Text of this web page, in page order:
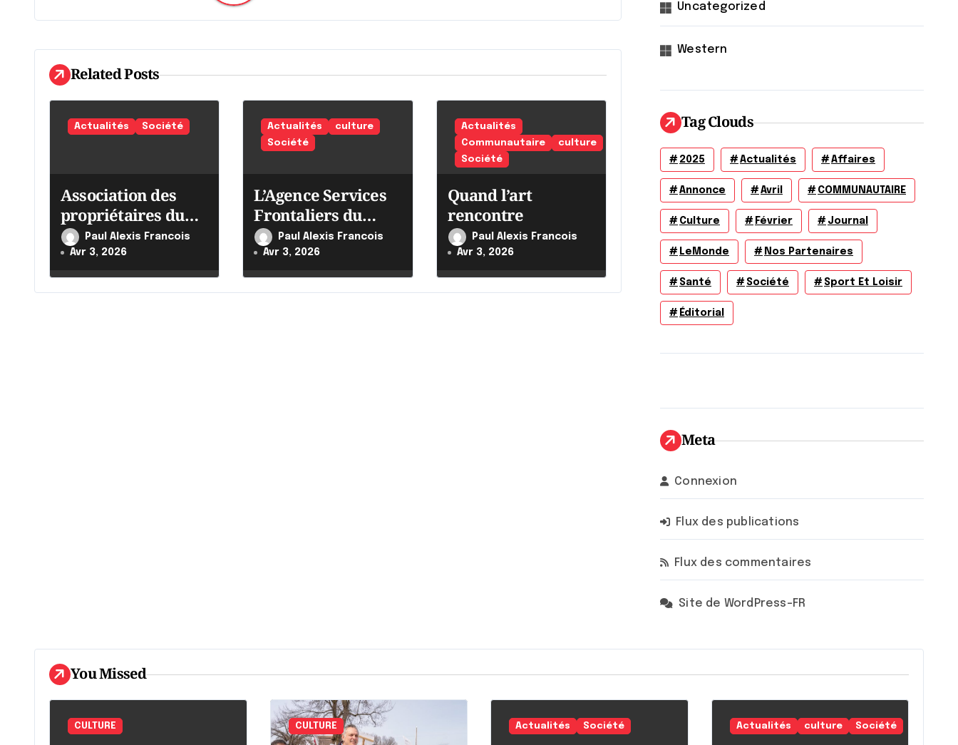
t
i
o
n
l
'
a
r
Related Posts
Actualités Société
Association des
propriétaires du
Québec
Paul Alexis Francois
Avr 3, 2026
Actualités
culture
Société
L’Agence Services
Frontaliers du
Canada intensifie
ses efforts
Paul Alexis Francois
Avr 3, 2026
Actualités
Communautaire
culture
Société
Quand l’art
rencontre
Paul Alexis Francois
Avr 3, 2026
Uncategorized
Western
Tag Clouds
2025 Actualités Affaires
Annonce Avril COMMUNAUTAIRE
Culture Février Journal
LeMonde Nos Partenaires
Santé Société Sport Et Loisir
Éditorial
Meta
Connexion
Flux des publications
Flux des commentaires
Site de WordPress-FR
You Missed
CULTURE CULTURE Actualités Société Actualités culture Société